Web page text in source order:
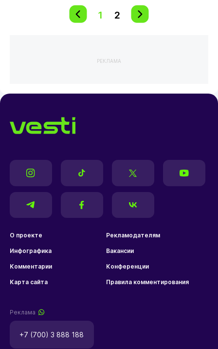
1 2
РЕКЛАМА
О проекте Рекламодателям
Инфографика Вакансии
Комментарии Конференции
Карта сайта Правила комментирования
Реклама
+7 (700) 3 888 188